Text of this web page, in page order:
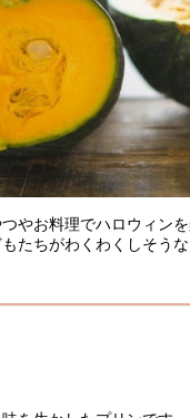
やお料理でハロウィン
たちがわくわくしそう